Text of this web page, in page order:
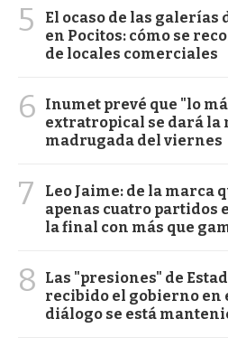
5
El ocaso de las galerías
en Pocitos: cómo se
de locales comerciales
6
Inumet prevé que "lo
extratropical se dará la
madrugada del viernes
7
Leo Jaime: de la marca
apenas cuatro partidos
la final con más que
8
Las "presiones" de
recibido el gobierno en
diálogo se está